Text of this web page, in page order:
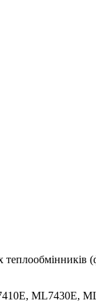
ML7430E,